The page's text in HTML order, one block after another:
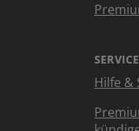
SERVICE
Hilfe &